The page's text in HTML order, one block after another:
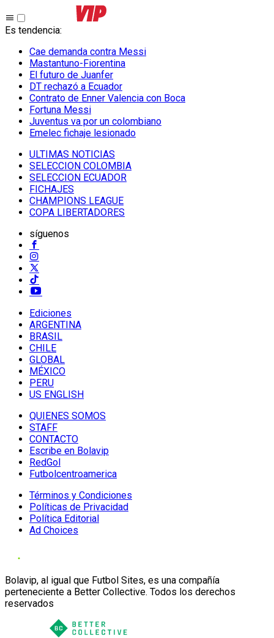
Es tendencia:
Cae demanda contra Messi
Mastantuno-Fiorentina
El futuro de Juanfer
DT rechazó a Ecuador
Contrato de Enner Valencia con Boca
Fortuna Messi
Juventus va por un colombiano
Emelec fichaje lesionado
ULTIMAS NOTICIAS
SELECCION COLOMBIA
SELECCION ECUADOR
FICHAJES
CHAMPIONS LEAGUE
COPA LIBERTADORES
síguenos
Ediciones
ARGENTINA
BRASIL
CHILE
GLOBAL
MÉXICO
PERU
US ENGLISH
QUIENES SOMOS
STAFF
CONTACTO
Escribe en Bolavip
RedGol
Futbolcentroamerica
Términos y Condiciones
Políticas de Privacidad
Política Editorial
Ad Choices
Bolavip, al igual que Futbol Sites, es una compañía
perteneciente a Better Collective. Todos los derechos
reservados